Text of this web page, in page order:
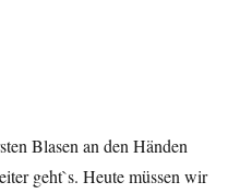
Blasen an den Händen
geht`s. Heute müssen wir